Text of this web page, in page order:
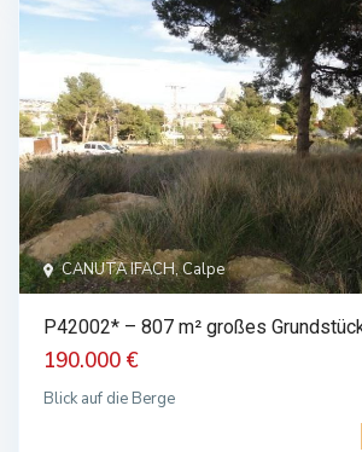
CANUTA IFACH, Calpe
P42002* – 807 m² großes
190.000 €
Blick auf die Berge